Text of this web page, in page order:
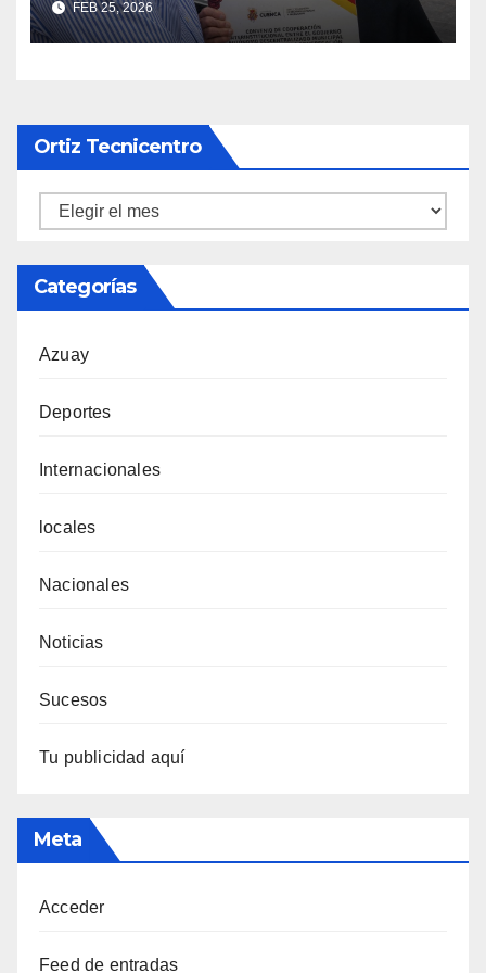
locales
FEB 25, 2026
Ortiz Tecnicentro
Ortiz
Categorías
Azuay
Deportes
Internacionales
locales
Nacionales
Noticias
Sucesos
Tu publicidad aquí
Meta
Acceder
Feed de entradas